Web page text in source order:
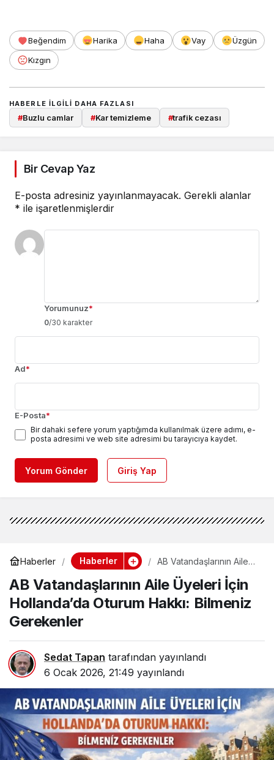
Beğendim Harika Haha Vay
Üzgün
Kızgın
HABERLE ILGILI DAHA FAZLASI
#Buzlu camlar #Kar temizleme #trafik cezası
Bir Cevap Yaz
E-posta adresiniz yayınlanmayacak. Gerekli alanlar
* ile işaretlenmişlerdir
Yorumunuz*
0/30 karakter
Ad*
E-Posta*
Bir dahaki sefere yorum yaptığımda kullanılmak üzere adımı, e-
posta adresimi ve web site adresimi bu tarayıcıya kaydet.
Yorum Gönder Giriş Yap
Haberler Haberler
AB Vatandaşlarının Aile
Oturum Hakkı: Bilmeniz
Gerekenler
AB Vatandaşlarının Aile Üyeleri İçin
Hollanda’da Oturum Hakkı: Bilmeniz
Gerekenler
Sedat Tapan tarafından yayınlandı
6 Ocak 2026, 21:49 yayınlandı